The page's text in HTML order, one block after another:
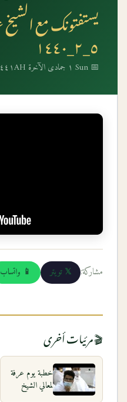
يستفتونك مع الشيخ
٥_٢_١٤٤٠
📅 Sun ١ جمادى الآخرة ١٤٤١AH ٢٦-١-٢٠٢٠AD
مشاركة: 𝕏 تويتر 📱 واتساب
🎬 مرئيات أخرى
خطبة يوم عرفة
لمعالي الشيخ